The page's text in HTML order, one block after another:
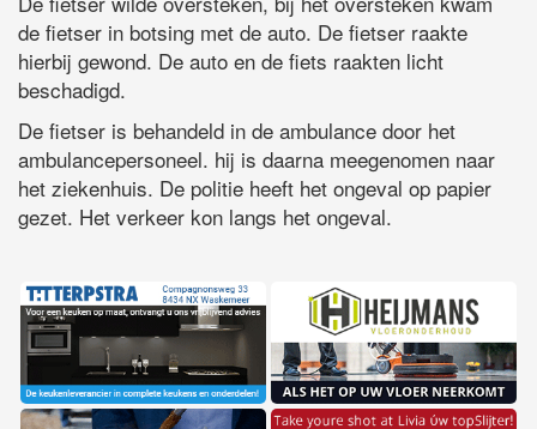
de fietser in botsing met de auto. De fietser raakte
hierbij gewond. De auto en de fiets raakten licht
beschadigd.
De fietser is behandeld in de ambulance door het
ambulancepersoneel. hij is daarna meegenomen naar
het ziekenhuis. De politie heeft het ongeval op papier
gezet. Het verkeer kon langs het ongeval.